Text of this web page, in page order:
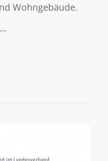
Wohngebäude.